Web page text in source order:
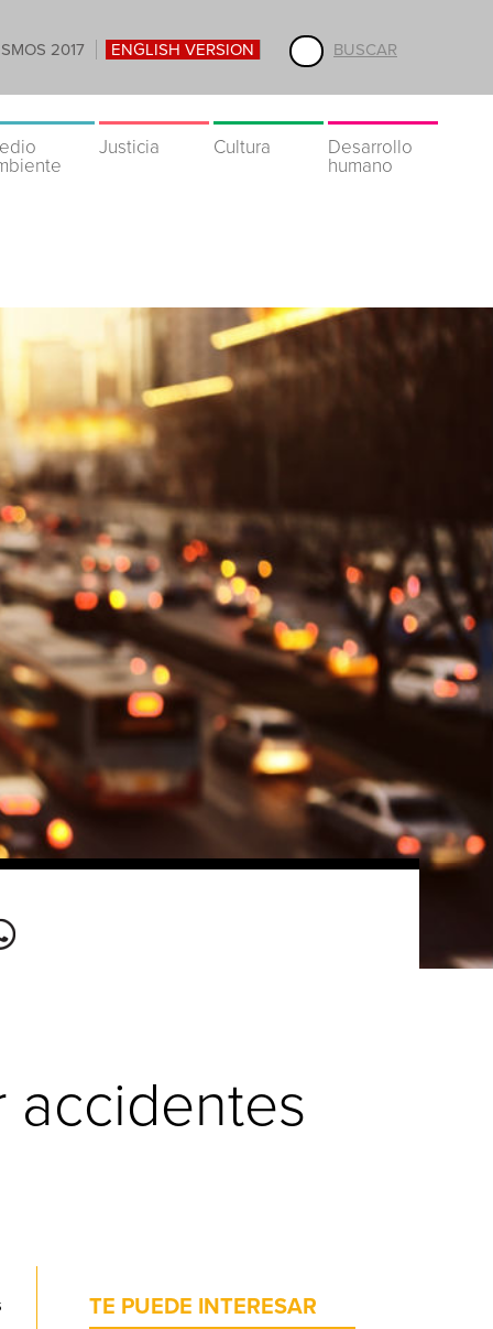
BUSCAR
2017 ENGLISH VERSION
Justicia Cultura
Desarrollo
humano
accidentes
TE PUEDE INTERESAR